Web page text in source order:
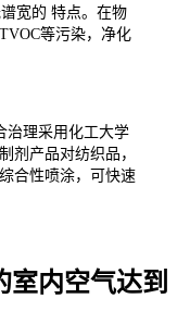
宽的 特点。在物
等污染，净化
治理采用化工大学
剂产品对纺织品，
合性喷涂，可快速
内空气达到